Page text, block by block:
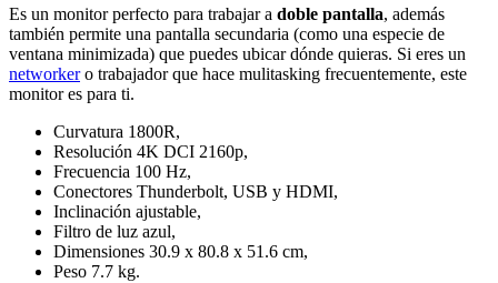
Es un monitor perfecto para trabajar a doble pantalla, además
también permite una pantalla secundaria (como una especie de
ventana minimizada) que puedes ubicar dónde quieras. Si eres un
networkero trabajador que hace mulitasking frecuentemente, este
monitor es para ti.
Curvatura 1800R,
Resolución 4K DCI 2160p,
Frecuencia 100 Hz,
Conectores Thunderbolt, USB y HDMI,
Inclinación ajustable,
Filtro de luz azul,
Dimensiones 30.9 x 80.8 x 51.6 cm,
Peso 7.7 kg.